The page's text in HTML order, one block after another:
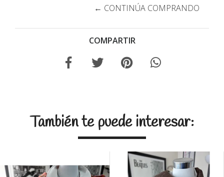
← CONTINÚA COMPRANDO
COMPARTIR
También te puede interesar: